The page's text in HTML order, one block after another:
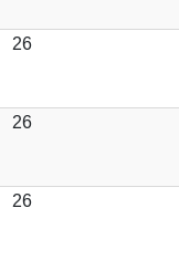
26
26
26